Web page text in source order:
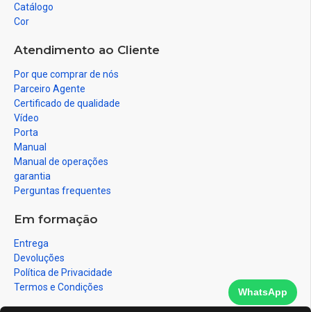
Catálogo
Cor
Atendimento ao Cliente
Por que comprar de nós
Parceiro Agente
Certificado de qualidade
Vídeo
Porta
Manual
Manual de operações
garantia
Perguntas frequentes
Em formação
Entrega
Devoluções
Política de Privacidade
Termos e Condições
WhatsApp